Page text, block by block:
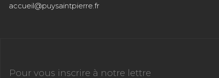
accueil@puysaintpierre.fr
Pour vous inscrire à notre lettre